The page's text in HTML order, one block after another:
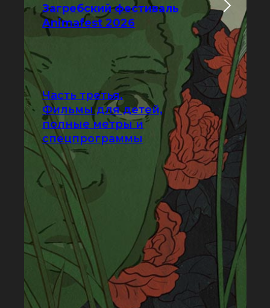
Загребский фестиваль
Animafest 2026
Часть третья.
Фильмы для детей,
полные метры и
спецпрограммы